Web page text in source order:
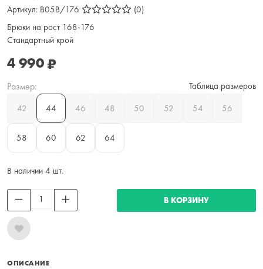
Артикул: B05B/176
(0)
Брюки на рост 168-176
Стандартный крой
4 990₽
Размер:
Таблица размеров
42
44 46 48 50 52 54 56
58 60 62 64
В наличии 4 шт.
В КОРЗИНУ
ОПИСАНИЕ